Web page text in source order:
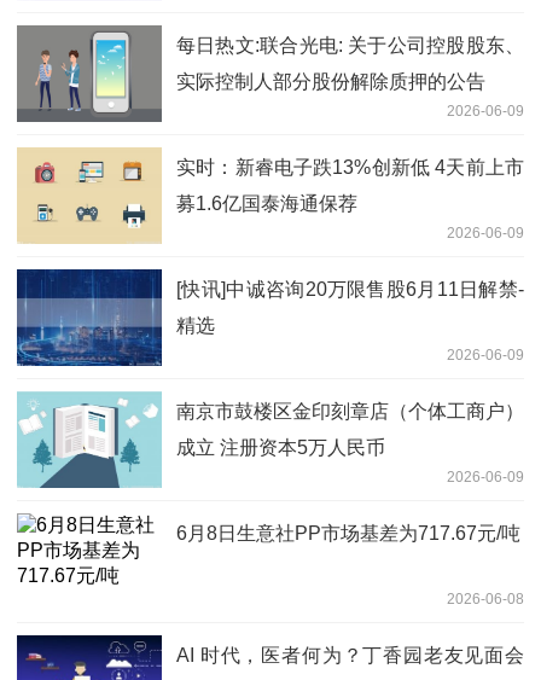
每日热文:联合光电: 关于公司控股股东、
实际控制人部分股份解除质押的公告
2026-06-09
实时：新睿电子跌13%创新低 4天前上市
募1.6亿国泰海通保荐
2026-06-09
[快讯]中诚咨询20万限售股6月11日解禁-
精选
2026-06-09
南京市鼓楼区金印刻章店（个体工商户）
成立 注册资本5万人民币
2026-06-09
6月8日生意社PP市场基差为717.67元/吨
2026-06-08
AI 时代，医者何为？丁香园老友见面会